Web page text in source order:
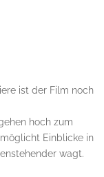
ist der Film noch
hoch zum
Einblicke in
wagt.